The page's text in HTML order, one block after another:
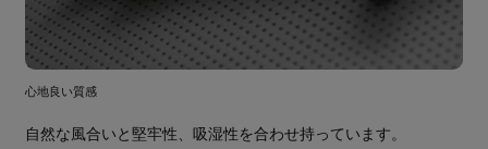
心地良い質感
自然な風合いと堅牢性、吸湿性を合わせ持っています。